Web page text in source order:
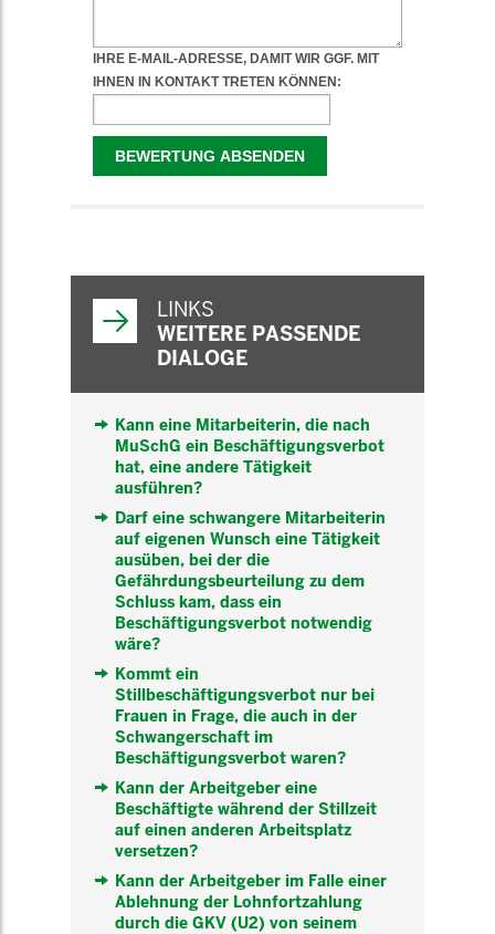
LINKS
WEITERE PASSENDE
DIALOGE
Kann eine Mitarbeiterin, die nach
MuSchG ein Beschäftigungsverbot
hat, eine andere Tätigkeit
ausführen?
Darf eine schwangere Mitarbeiterin
auf eigenen Wunsch eine Tätigkeit
ausüben, bei der die
Gefährdungsbeurteilung zu dem
Schluss kam, dass ein
Beschäftigungsverbot notwendig
wäre?
Kommt ein
Stillbeschäftigungsverbot nur bei
Frauen in Frage, die auch in der
Schwangerschaft im
Beschäftigungsverbot waren?
Kann der Arbeitgeber eine
Beschäftigte während der Stillzeit
auf einen anderen Arbeitsplatz
versetzen?
Kann der Arbeitgeber im Falle einer
Ablehnung der Lohnfortzahlung
durch die GKV (U2) von seinem